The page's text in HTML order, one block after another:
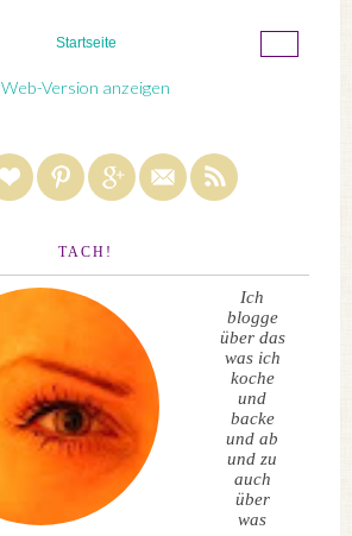
›
Startseite
Web-Version anzeigen
TACH!
Ich
blogge
über das
was ich
koche
und
backe
und ab
und zu
auch
über
was